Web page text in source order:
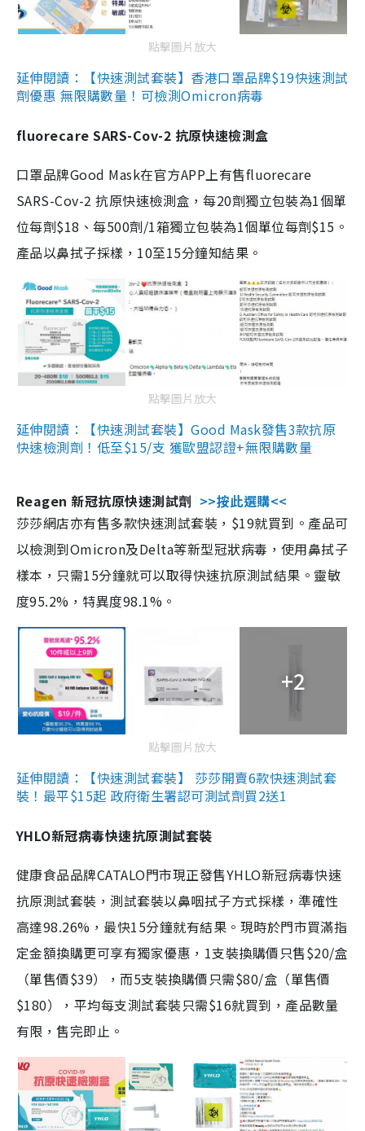
點擊圖片放大
延伸閱讀：【快速測試套裝】香港口罩品牌$19快速測試
劑優惠 無限購數量！可檢測Omicron病毒
fluorecare SARS-Cov-2 抗原快速檢測盒
口罩品牌Good Mask在官方APP上有售fluorecare
SARS-Cov-2 抗原快速檢測盒，每20劑獨立包裝為1個單
位每劑$18、每500劑/1箱獨立包裝為1個單位每劑$15。
產品以鼻拭子採樣，10至15分鐘知結果。
點擊圖片放大
延伸閱讀：【快速測試套裝】Good Mask發售3款抗原
快速檢測劑！低至$15/支 獲歐盟認證+無限購數量
Reagen 新冠抗原快速測試劑 >>按此選購<<
莎莎網店亦有售多款快速測試套裝，$19就買到。產品可
以檢測到Omicron及Delta等新型冠狀病毒，使用鼻拭子
樣本，只需15分鐘就可以取得快速抗原測試結果。靈敏
度95.2%，特異度98.1%。
+2
點擊圖片放大
延伸閱讀：【快速測試套裝】 莎莎開賣6款快速測試套
裝！最平$15起 政府衛生署認可測試劑買2送1
YHLO新冠病毒快速抗原測試套裝
健康食品品牌CATALO門市現正發售YHLO新冠病毒快速
抗原測試套裝，測試套裝以鼻咽拭子方式採樣，準確性
高達98.26%，最快15分鐘就有結果。現時於門市買滿指
定金額換購更可享有獨家優惠，1支裝換購價只售$20/盒
（單售價$39），而5支裝換購價只需$80/盒（單售價
$180），平均每支測試套裝只需$16就買到，產品數量
有限，售完即止。